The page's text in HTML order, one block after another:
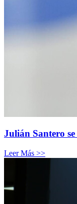
Julián Santero
Leer Más >>